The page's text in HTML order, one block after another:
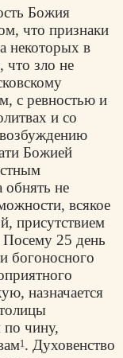
Божия
что признаки
некоторых в
что зло не
с ревностью и
и со
Божией
обнять не
всякое
присутствием
Посему 25 день
богоносного
назначается
по чину,
1. Духовенство